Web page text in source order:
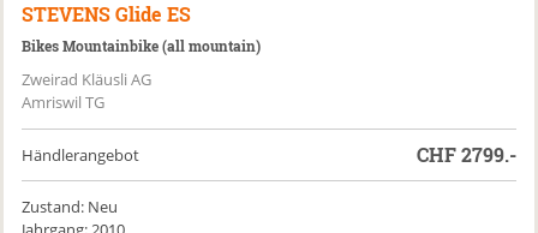
STEVENS Glide ES
Bikes Mountainbike (all mountain)
Zweirad Kläusli AG
Amriswil TG
Händlerangebot CHF2799.-
Zustand: Neu